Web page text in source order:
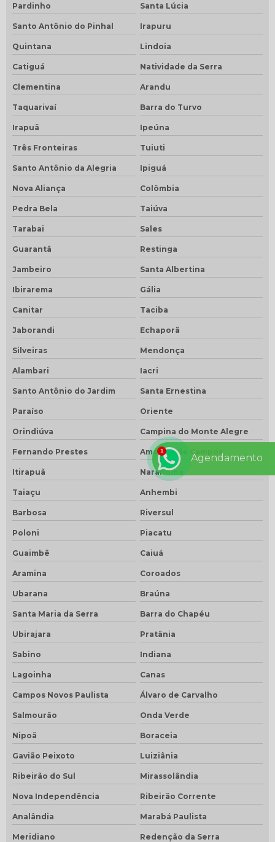
Pardinho Santa Lúcia
Santo Antônio do Pinhal Irapuru
Quintana Lindoia
Catiguá Natividade da Serra
Clementina Arandu
Taquarivaí Barra do Turvo
Irapuã Ipeúna
Três Fronteiras Tuiuti
Santo Antônio da Alegria Ipiguá
Nova Aliança Colômbia
Pedra Bela Taiúva
Tarabai Sales
Guarantã Restinga
Jambeiro Santa Albertina
Ibirarema Gália
Canitar Taciba
Jaborandi Echaporã
Silveiras Mendonça
Alambari Iacri
Santo Antônio do Jardim Santa Ernestina
Paraíso Oriente
Orindiúva Campina do Monte Alegre
Fernando Prestes Américo de Campos
Itirapuã Narandiba
Taiaçu Anhembi
Barbosa Riversul
Poloni Piacatu
Guaimbê Caiuá
Aramina Coroados
Ubarana Braúna
Santa Maria da Serra Barra do Chapéu
Ubirajara Pratânia
Sabino Indiana
Lagoinha Canas
Campos Novos Paulista Álvaro de Carvalho
Salmourão Onda Verde
Nipoã Boraceia
Gavião Peixoto Luiziânia
Ribeirão do Sul Mirassolândia
Nova Independência Ribeirão Corrente
Analândia Marabá Paulista
Meridiano Redenção da Serra
Agendamento